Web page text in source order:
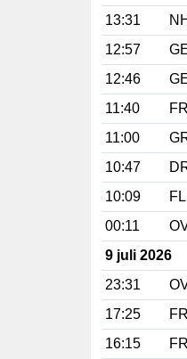
13:31
NH
12:57
GE
12:46
GE
11:40
FR
11:00
GR
10:47
DR
10:09
FL
00:11
OV
9 juli 2026
23:31
OV
17:25
FR
16:15
FR